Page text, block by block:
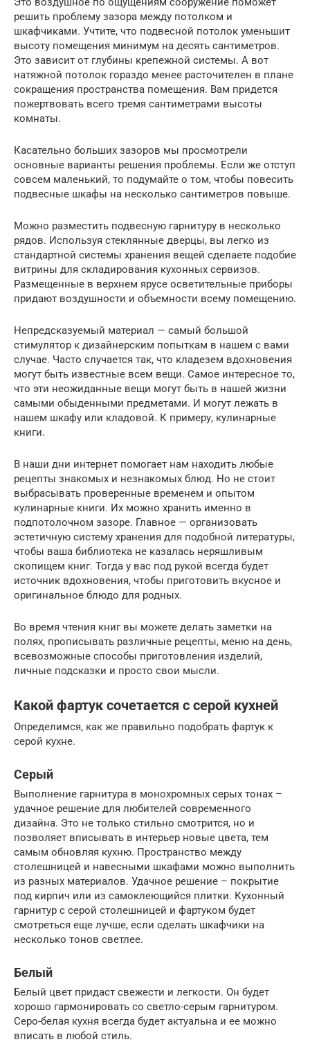
решить проблему зазора между потолком и
шкафчиками. Учтите, что подвесной потолок уменьшит
высоту помещения минимум на десять сантиметров.
Это зависит от глубины крепежной системы. А вот
натяжной потолок гораздо менее расточителен в плане
сокращения пространства помещения. Вам придется
пожертвовать всего тремя сантиметрами высоты
комнаты.
Касательно больших зазоров мы просмотрели
основные варианты решения проблемы. Если же отступ
совсем маленький, то подумайте о том, чтобы повесить
подвесные шкафы на несколько сантиметров повыше.
Можно разместить подвесную гарнитуру в несколько
рядов. Используя стеклянные дверцы, вы легко из
стандартной системы хранения вещей сделаете подобие
витрины для складирования кухонных сервизов.
Размещенные в верхнем ярусе осветительные приборы
придают воздушности и объемности всему помещению.
Непредсказуемый материал — самый большой
стимулятор к дизайнерским попыткам в нашем с вами
случае. Часто случается так, что кладезем вдохновения
могут быть известные всем вещи. Самое интересное то,
что эти неожиданные вещи могут быть в нашей жизни
самыми обыденными предметами. И могут лежать в
нашем шкафу или кладовой. К примеру, кулинарные
книги.
В наши дни интернет помогает нам находить любые
рецепты знакомых и незнакомых блюд. Но не стоит
выбрасывать проверенные временем и опытом
кулинарные книги. Их можно хранить именно в
подпотолочном зазоре. Главное — организовать
эстетичную систему хранения для подобной литературы,
чтобы ваша библиотека не казалась неряшливым
скопищем книг. Тогда у вас под рукой всегда будет
источник вдохновения, чтобы приготовить вкусное и
оригинальное блюдо для родных.
Во время чтения книг вы можете делать заметки на
полях, прописывать различные рецепты, меню на день,
всевозможные способы приготовления изделий,
личные подсказки и просто свои мысли.
Какой фартук сочетается с серой кухней
Определимся, как же правильно подобрать фартук к
серой кухне.
Серый
Выполнение гарнитура в монохромных серых тонах –
удачное решение для любителей современного
дизайна. Это не только стильно смотрится, но и
позволяет вписывать в интерьер новые цвета, тем
самым обновляя кухню. Пространство между
столешницей и навесными шкафами можно выполнить
из разных материалов. Удачное решение – покрытие
под кирпич или из самоклеющийся плитки. Кухонный
гарнитур с серой столешницей и фартуком будет
смотреться еще лучше, если сделать шкафчики на
несколько тонов светлее.
Белый
Белый цвет придаст свежести и легкости. Он будет
хорошо гармонировать со светло-серым гарнитуром.
Серо-белая кухня всегда будет актуальна и ее можно
вписать в любой стиль.